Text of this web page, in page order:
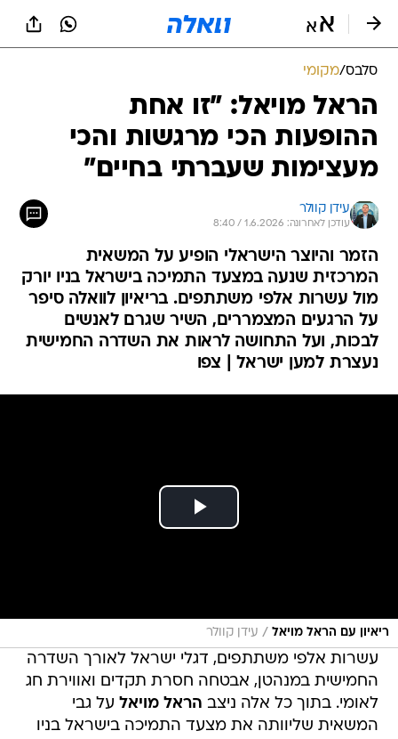
סלבס/מקומי
הראל מויאל: "זו אחת
ההופעות הכי מרגשות והכי
מעצימות שעברתי בחיים"
עידן קוולר
עודכן לאחרונה: 1.6.2026 / 8:40
הזמר והיוצר הישראלי הופיע על המשאית
המרכזית שנעה במצעד התמיכה בישראל בניו יורק
מול עשרות אלפי משתתפים. בריאיון לוואלה סיפר
על הרגעים המצמררים, השיר שגרם לאנשים
לבכות, ועל התחושה לראות את השדרה החמישית
נעצרת למען ישראל | צפו
ריאיון עם הראל מויאל / עידן קוולר
עשרות אלפי משתתפים, דגלי ישראל לאורך השדרה
החמישית במנהטן, אבטחה חסרת תקדים ואווירת חג
לאומי. בתוך כל אלה ניצב הראל מויאל על גבי
המשאית שליוותה את מצעד התמיכה בישראל בניו